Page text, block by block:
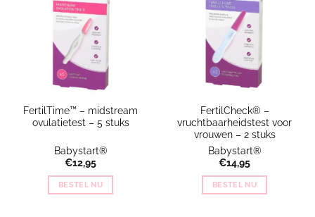
FertilTime™ – midstream
ovulatietest – 5 stuks
Babystart®
€12,95
BESTEL NU
FertilCheck® –
vruchtbaarheidstest voor
vrouwen – 2 stuks
Babystart®
€14,95
BESTEL NU